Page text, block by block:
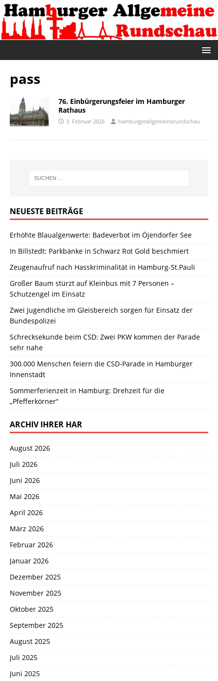
pass
76. Einbürgerungsfeier im Hamburger
Rathaus
3. Februar 2026 hamburgerallgemeinerundschau
NEUESTE BEITRÄGE
Erhöhte Blaualgenwerte: Badeverbot im Öjendorfer See
In Billstedt: Parkbänke in Schwarz Rot Gold beschmiert
Zeugenaufruf nach Hasskriminalität in Hamburg-St.Pauli
Großer Baum stürzt auf Kleinbus mit 7 Personen –
Schutzengel im Einsatz
Zwei Jugendliche im Gleisbereich sorgen für Einsatz der
Bundespolizei
Schrecksekunde beim CSD: Zwei PKW kommen der Parade
sehr nahe
300.000 Menschen feiern die CSD-Parade in Hamburger
Innenstadt
Sommerferienzeit in Hamburg: Drehzeit für die
„Pfefferkörner“
ARCHIV IHRER HAR
August 2026
Juli 2026
Juni 2026
Mai 2026
April 2026
März 2026
Februar 2026
Januar 2026
Dezember 2025
November 2025
Oktober 2025
September 2025
August 2025
Juli 2025
Juni 2025